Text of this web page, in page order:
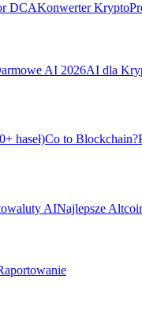
DCAKonwerter Krypto
AI 2026AI dla
haseł)Co to Blockchain?
AINajlepsze